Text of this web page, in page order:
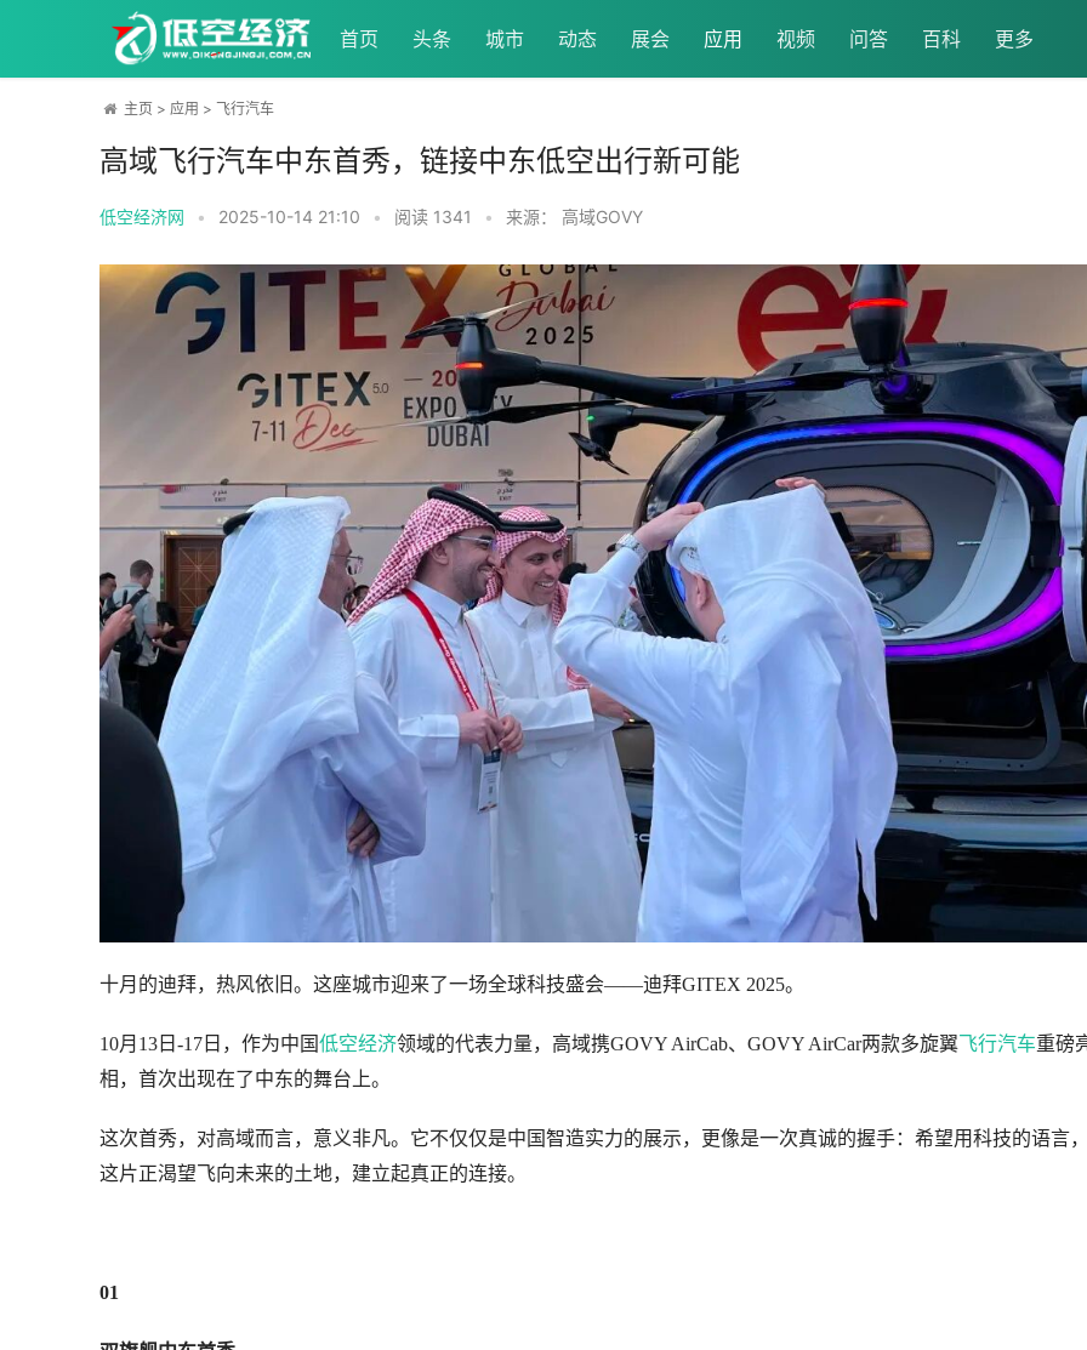
首页 头条 城市 动态 展会 应用 视频 问答 百科 更多
主页 > 应用 > 飞行汽车
高域飞行汽车中东首秀，链接中东低空出行新可能
低空经济网 • 2025-10-14 21:10 • 阅读 1341 • 来源： 高域GOVY
十月的迪拜，热风依旧。这座城市迎来了一场全球科技盛会——迪拜GITEX 2025。
10月13日-17日，作为中国低空经济领域的代表力量，高域携GOVY AirCab、GOVY AirCar两款多旋翼飞行汽车重磅
相，首次出现在了中东的舞台上。
这次首秀，对高域而言，意义非凡。它不仅仅是中国智造实力的展示，更像是一次真诚的握手：希望用科技的语言
这片正渴望飞向未来的土地，建立起真正的连接。
01